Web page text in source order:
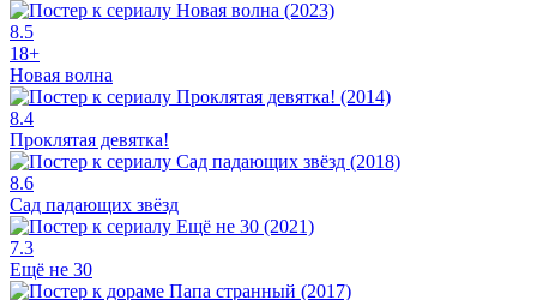
8.5
18+
Новая волна
8.4
Проклятая девятка!
8.6
Сад падающих звёзд
7.3
Ещё не 30